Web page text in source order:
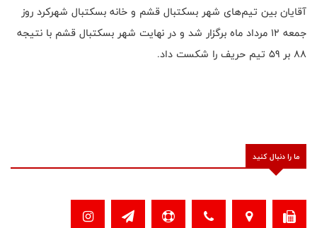
آقایان بین تیم‌های شهر بسکتبال قشم و خانه بسکتبال شهرکرد روز
جمعه 12 مرداد ماه برگزار شد و در نهایت شهر بسکتبال قشم با نتیجه
88 بر 59 تیم حریف را شکست داد.
ما را دنبال کنید